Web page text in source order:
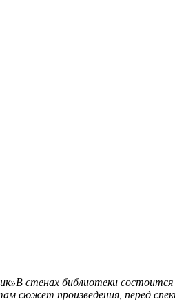
стенах библиотеки состоится
сюжет произведения, перед